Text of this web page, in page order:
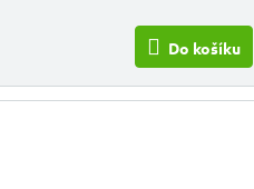
Do košíku